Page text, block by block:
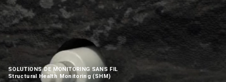
SOLUTIONS DE MONITORING SANS FIL
Structural Health Monitoring (SHM)